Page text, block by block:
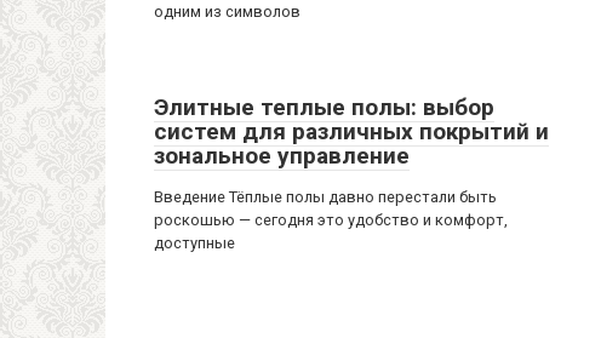
одним из символов
Элитные теплые полы: выбор
систем для различных покрытий и
зональное управление
Введение Тёплые полы давно перестали быть
роскошью — сегодня это удобство и комфорт,
доступные